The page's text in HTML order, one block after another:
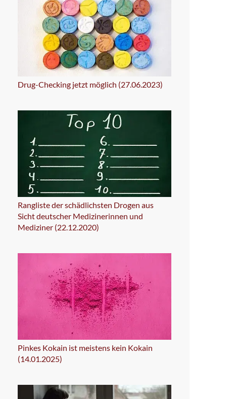
Drug-Checking jetzt möglich (27.06.2023)
Rangliste der schädlichsten Drogen aus
Sicht deutscher Medizinerinnen und
Mediziner (22.12.2020)
Pinkes Kokain ist meistens kein Kokain
(14.01.2025)